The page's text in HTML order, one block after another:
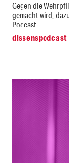
Gegen die
gemacht wird,
Podcast.
dissenspodcast